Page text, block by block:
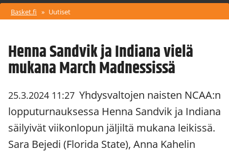
Basket.fi » Uutiset
Henna Sandvik ja Indiana vielä
mukana March Madnessissä
25.3.2024 11:27 Yhdysvaltojen naisten NCAA:n
lopputurnauksessa Henna Sandvik ja Indiana
säilyivät viikonlopun jäljiltä mukana leikissä.
Sara Bejedi (Florida State), Anna Kahelin